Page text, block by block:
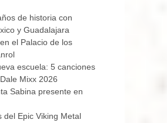
de historia con
y Guadalajara
el Palacio de los
escuela: 5 canciones
Mixx 2026
Sabina presente en
del Epic Viking Metal